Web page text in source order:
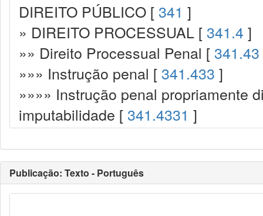
DIREITO PÚBLICO [ 341 ]
» DIREITO PROCESSUAL [ 341.4 ]
»» Direito Processual Penal [ 341.43
»»» Instrução penal [ 341.433 ]
»»»» Instrução penal propriamente
imputabilidade [ 341.4331 ]
Publicação: Texto - Português